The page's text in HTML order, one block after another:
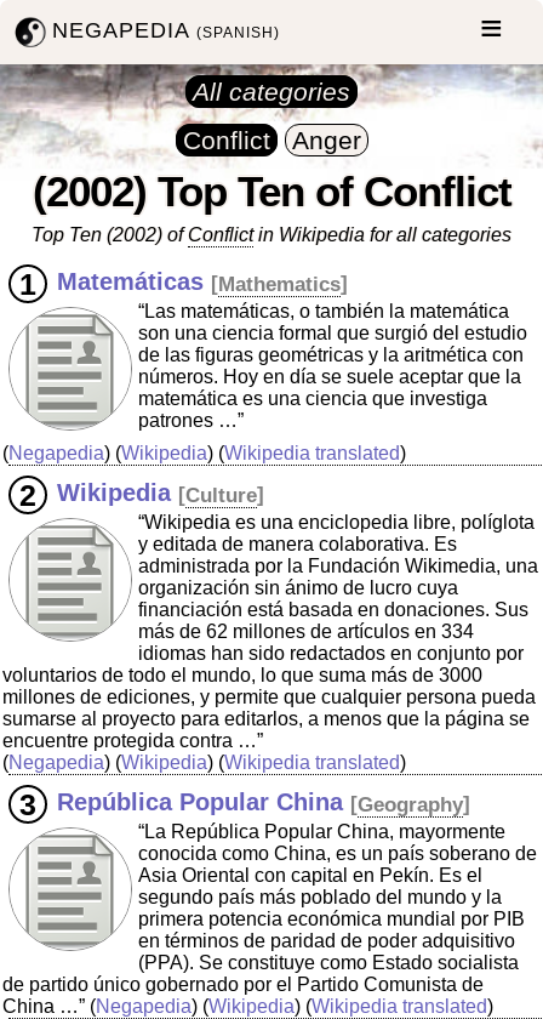
NEGAPEDIA(SPANISH)
All categories
Conflict
Anger
(2002) Top Ten of Conflict
Top Ten (2002) ofConflictin Wikipedia for all categories
Matemáticas [Mathematics]
“Las matemáticas, o también la matemática
son una ciencia formal que surgió del estudio
de las figuras geométricas y la aritmética con
números. Hoy en día se suele aceptar que la
matemática es una ciencia que investiga
patrones …”
(Negapedia) (Wikipedia) (Wikipedia translated)
Wikipedia [Culture]
“Wikipedia es una enciclopedia libre, políglota
y editada de manera colaborativa. Es
administrada por la Fundación Wikimedia, una
organización sin ánimo de lucro cuya
financiación está basada en donaciones. Sus
más de 62 millones de artículos en 334
idiomas han sido redactados en conjunto por
voluntarios de todo el mundo, lo que suma más de 3000
millones de ediciones, y permite que cualquier persona pueda
sumarse al proyecto para editarlos, a menos que la página se
encuentre protegida contra …”
(Negapedia) (Wikipedia) (Wikipedia translated)
República Popular China [Geography]
“La República Popular China, mayormente
conocida como China, es un país soberano de
Asia Oriental con capital en Pekín. Es el
segundo país más poblado del mundo y la
primera potencia económica mundial por PIB
en términos de paridad de poder adquisitivo
(PPA). Se constituye como Estado socialista
de partido único gobernado por el Partido Comunista de
China …” (Negapedia) (Wikipedia) (Wikipedia translated)